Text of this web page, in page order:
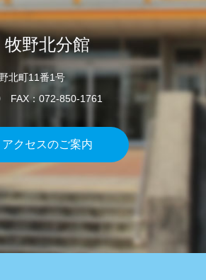
牧野北分館
北町11番1号
FAX：072-850-1761
アクセスのご案内